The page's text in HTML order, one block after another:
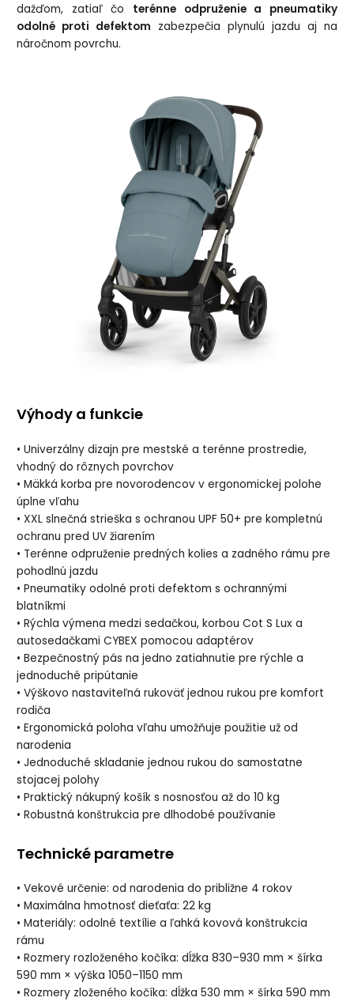
dažďom, zatiaľ čo terénne odpruženie a pneumatiky
odolné proti defektom zabezpečia plynulú jazdu aj na
náročnom povrchu.
Výhody a funkcie
• Univerzálny dizajn pre mestské a terénne prostredie,
vhodný do rôznych povrchov
• Mäkká korba pre novorodencov v ergonomickej polohe
úplne vľahu
• XXL slnečná strieška s ochranou UPF 50+ pre kompletnú
ochranu pred UV žiarením
• Terénne odpruženie predných kolies a zadného rámu pre
pohodlnú jazdu
• Pneumatiky odolné proti defektom s ochrannými
blatníkmi
• Rýchla výmena medzi sedačkou, korbou Cot S Lux a
autosedačkami CYBEX pomocou adaptérov
• Bezpečnostný pás na jedno zatiahnutie pre rýchle a
jednoduché pripútanie
• Výškovo nastaviteľná rukoväť jednou rukou pre komfort
rodiča
• Ergonomická poloha vľahu umožňuje použitie už od
narodenia
• Jednoduché skladanie jednou rukou do samostatne
stojacej polohy
• Praktický nákupný košík s nosnosťou až do 10 kg
• Robustná konštrukcia pre dlhodobé používanie
Technické parametre
• Vekové určenie: od narodenia do približne 4 rokov
• Maximálna hmotnosť dieťaťa: 22 kg
• Materiály: odolné textílie a ľahká kovová konštrukcia
rámu
• Rozmery rozloženého kočíka: dĺžka 830–930 mm × šírka
590 mm × výška 1050–1150 mm
• Rozmery zloženého kočíka: dĺžka 530 mm × šírka 590 mm